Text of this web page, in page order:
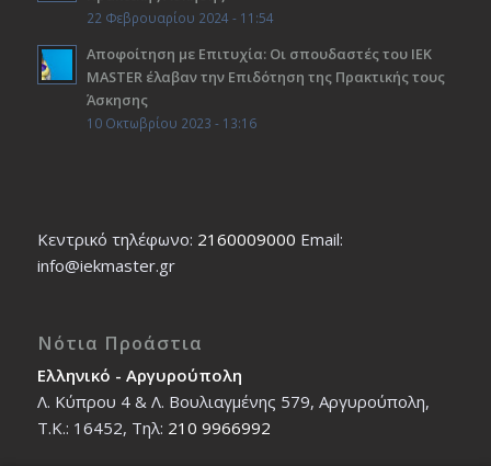
22 Φεβρουαρίου 2024 - 11:54
Αποφοίτηση με Επιτυχία: Οι σπουδαστές του ΙΕΚ
ΜΑSTER έλαβαν την Επιδότηση της Πρακτικής τους
Άσκησης
10 Οκτωβρίου 2023 - 13:16
Κεντρικό τηλέφωνο: 2160009000 Εmail:
info@iekmaster.gr
Νότια Προάστια
Ελληνικό - Αργυρούπολη
Λ. Κύπρου 4 & Λ. Βουλιαγμένης 579, Αργυρούπολη,
T.K.: 16452, Τηλ: 210 9966992